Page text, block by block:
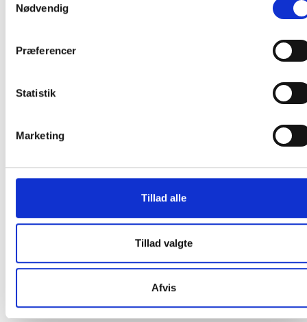
Nødvendig
Præferencer
Statistik
Marketing
Tillad alle
Tillad valgte
Afvis
Vikan Fugtmoppe med
lommer 40 cm Damp 43 grå
Læg i kurv
Puri-Line Micro High Plus
tør- og fugtmoppe
mikrofiber 60 cm med
inkl. moms
Læg i kurv